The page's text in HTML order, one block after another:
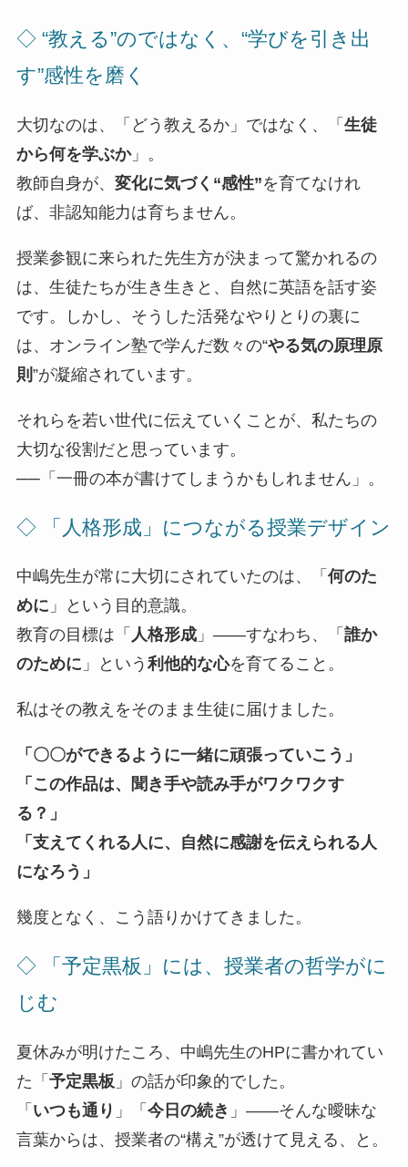
◇ “教える”のではなく、“学びを引き出
す”感性を磨く
大切なのは、「どう教えるか」ではなく、「 生徒
から何を学ぶか」。
教師自身が、 変化に気づく“感性”を育てなけれ
ば、非認知能力は育ちません。
授業参観に来られた先生方が決まって驚かれるの
は、生徒たちが生き生きと、自然に英語を話す姿
です。しかし、そうした活発なやりとりの裏に
は、オンライン塾で学んだ数々の“やる気の原理原
則 ”が凝縮されています。
それらを若い世代に伝えていくことが、私たちの
大切な役割だと思っています。
──「一冊の本が書けてしまうかもしれません」。
◇ 「人格形成」につながる授業デザイン
中嶋先生が常に大切にされていたのは、「 何のた
めに 」という目的意識。
教育の目標は「 人格形成」――すなわち、「 誰か
のために 」という 利他的な心を育てること。
私はその教えをそのまま生徒に届けました。
「〇〇ができるように一緒に頑張っていこう」
「この作品は、聞き手や読み手がワクワクす
る？」
「支えてくれる人に、自然に感謝を伝えられる人
になろう」
幾度となく、こう語りかけてきました。
◇ 「予定黒板」には、授業者の哲学がに
じむ
夏休みが明けたころ、中嶋先生のHPに書かれてい
た「 予定黒板 」の話が印象的でした。
「 いつも通り 」「 今日の続き 」――そんな曖昧な
言葉からは、授業者の“構え”が透けて見える、と。